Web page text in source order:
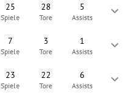
25
Spiele
28
Tore
5
Assists
7
Spiele
3
Tore
1
Assists
23
Spiele
22
Tore
6
Assists